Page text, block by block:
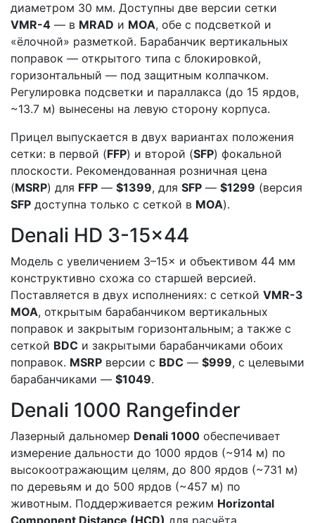
диаметром 30 мм. Доступны две версии сетки
VMR-4 — в MRAD и MOA, обе с подсветкой и
«ёлочной» разметкой. Барабанчик вертикальных
поправок — открытого типа с блокировкой,
горизонтальный — под защитным колпачком.
Регулировка подсветки и параллакса (до 15 ярдов,
~13.7 м) вынесены на левую сторону корпуса.
Прицел выпускается в двух вариантах положения
сетки: в первой (FFP) и второй (SFP) фокальной
плоскости. Рекомендованная розничная цена
(MSRP) для FFP — $1399, для SFP — $1299 (версия
SFP доступна только с сеткой в MOA).
Denali HD 3-15×44
Модель с увеличением 3–15× и объективом 44 мм
конструктивно схожа со старшей версией.
Поставляется в двух исполнениях: с сеткой VMR-3
MOA, открытым барабанчиком вертикальных
поправок и закрытым горизонтальным; а также с
сеткой BDC и закрытыми барабанчиками обоих
поправок. MSRP версии с BDC — $999, с целевыми
барабанчиками — $1049.
Denali 1000 Rangefinder
Лазерный дальномер Denali 1000 обеспечивает
измерение дальности до 1000 ярдов (~914 м) по
высокоотражающим целям, до 800 ярдов (~731 м)
по деревьям и до 500 ярдов (~457 м) по
животным. Поддерживается режим Horizontal